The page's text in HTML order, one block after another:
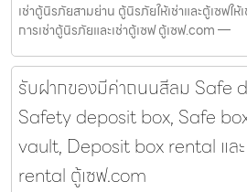
เช่าตู้นิรภัยสามย่าน ตู้นิรภัยให้เช่าและตู้เซฟใ
การเช่าตู้นิรภัยและเช่าตู้เซฟ ตู้เซฟ.com —
รับฝากของมีค่าถนนสีลม Safe
Safety deposit box, Safe
vault, Deposit box rental แล
rental ตู้เซฟ.com